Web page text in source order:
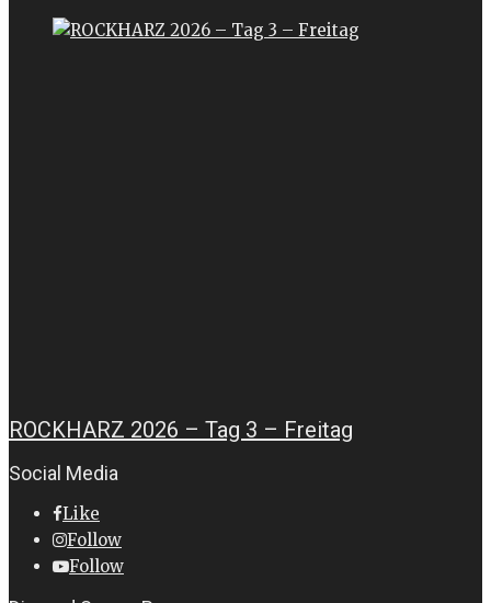
ROCKHARZ 2026 – Tag 3 – Freitag
Social Media
Like
Follow
Follow